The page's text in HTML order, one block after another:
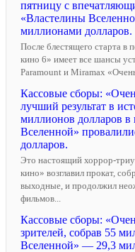
пятницу с
«Властелины
миллионами долларов.
После блестящего старта в
кино 6» имеет все шансы
Paramount и Miramax
Кассовые сборы:
лучший результат в
миллионов долларов
Вселенной»
долларов.
Это настоящий хоррор-
кино» возглавил прокат,
выходные, и продолжил
фильмов...
Кассовые сборы:
зрителей, собрав 55
Вселенной» — 29,3